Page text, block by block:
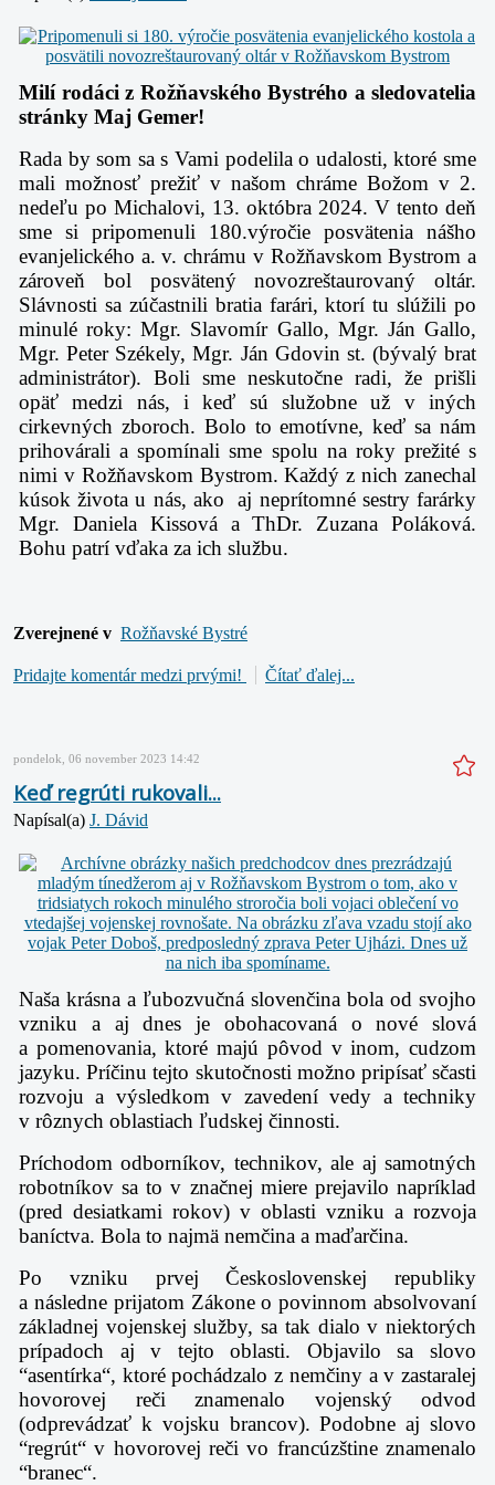
Milí rodáci z Rožňavského Bystrého a sledovatelia
stránky Maj Gemer!
Rada by som sa s Vami podelila o udalosti, ktoré sme
mali možnosť prežiť v našom chráme Božom v 2.
nedeľu po Michalovi, 13. októbra 2024. V tento deň
sme si pripomenuli 180.výročie posvätenia nášho
evanjelického a. v. chrámu v Rožňavskom Bystrom a
zároveň bol posvätený novozreštaurovaný oltár.
Slávnosti sa zúčastnili bratia farári, ktorí tu slúžili po
minulé roky:Mgr. Slavomír Gallo, Mgr. Ján Gallo,
Mgr. Peter Székely, Mgr. Ján Gdovin st. (bývalý brat
administrátor). Boli sme neskutočne radi, že prišli
opäť medzi nás, i keď sú služobne už v iných
cirkevných zboroch. Bolo to emotívne, keď sa nám
prihovárali a spomínali sme spolu na roky prežité s
nimi v Rožňavskom Bystrom. Každý z nich zanechal
kúsok života u nás, ako aj neprítomné sestry farárky
Mgr. Daniela Kissová a ThDr. Zuzana Poláková.
Bohu patrí vďaka za ich službu.
Zverejnené v Rožňavské Bystré
Pridajte komentár medzi prvými! Čítať ďalej...
pondelok, 06 november 2023 14:42
Keď regrúti rukovali...
Napísal(a) J. Dávid
Naša krásna a ľubozvučná slovenčina bola od svojho
vzniku a aj dnes je obohacovaná o nové slová
a pomenovania, ktoré majú pôvod v inom, cudzom
jazyku. Príčinu tejto skutočnosti možno pripísať sčasti
rozvoju a výsledkom v zavedení vedy a techniky
v rôznych oblastiach ľudskej činnosti.
Príchodom odborníkov, technikov, ale aj samotných
robotníkov sa to v značnej miere prejavilo napríklad
(pred desiatkami rokov) v oblasti vzniku a rozvoja
baníctva. Bola to najmä nemčina a maďarčina.
Po vzniku prvej Československej republiky
a následne prijatom Zákone o povinnom absolvovaní
základnej vojenskej služby, sa tak dialo v niektorých
prípadoch aj v tejto oblasti. Objavilo sa slovo
“asentírka“, ktoré pochádzalo z nemčiny a v zastaralej
hovorovej reči znamenalo vojenský odvod
(odprevádzať k vojsku brancov). Podobne aj slovo
“regrút“ v hovorovej reči vo francúzštine znamenalo
“branec“.